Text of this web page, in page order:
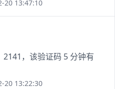
20 13:47:10
2141，该验证码 5 分钟有
20 13:22:30